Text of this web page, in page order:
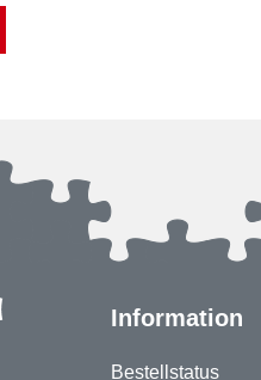
Information
Bestellstatus